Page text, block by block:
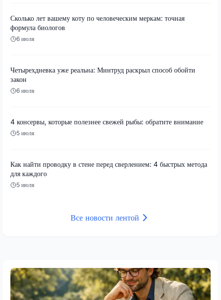
Сколько лет вашему коту по человеческим меркам: точная
формула биологов
6 июля
Четырехдневка уже реальна: Минтруд раскрыл способ обойти
закон
6 июля
4 консервы, которые полезнее свежей рыбы: обратите внимание
5 июля
Как найти проводку в стене перед сверлением: 4 быстрых метода
для каждого
5 июля
Все новости лентой